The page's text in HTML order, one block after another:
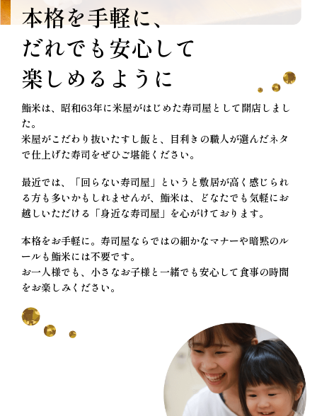
本格を手軽に、
だれでも安心して
楽しめるように
鮨米は、昭和63年に米屋がはじめた寿司屋として開店しまし
た。
米屋がこだわり抜いたすし飯と、目利きの職人が選んだネタ
で仕上げた寿司をぜひご堪能ください。
最近では、「回らない寿司屋」というと敷居が高く感じられ
る方も多いかもしれませんが、鮨米は、どなたでも気軽にお
越しいただける「身近な寿司屋」を心がけております。
本格をお手軽に。寿司屋ならではの細かなマナーや暗黙のル
ールも鮨米には不要です。
お一人様でも、小さなお子様と一緒でも安心して食事の時間
をお楽しみください。